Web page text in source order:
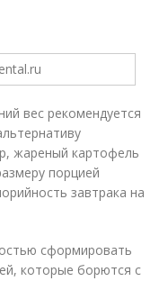
вес рекомендуется
жареный картофель
порцией
завтрака на
сформировать
которые борются с